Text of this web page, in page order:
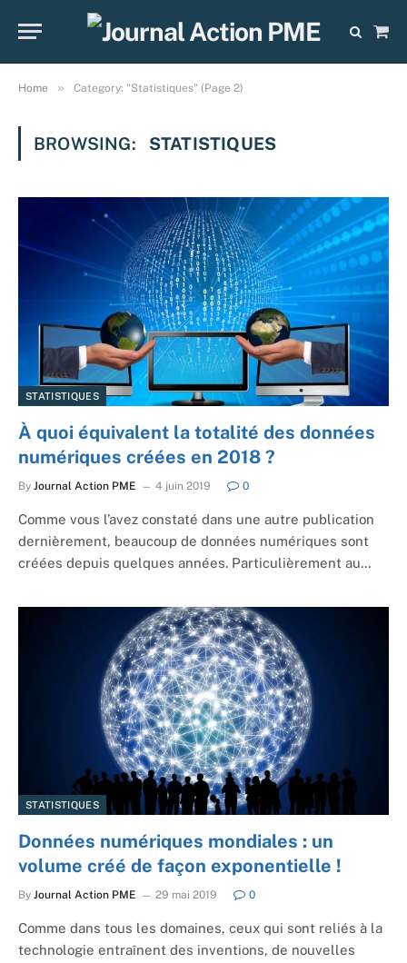
Cart
Home » Category: "Statistiques" (Page 2)
BROWSING: STATISTIQUES
STATISTIQUES
À quoi équivalent la totalité des données
numériques créées en 2018 ?
By Journal Action PME 4 juin 2019 0
Comme vous l’avez constaté dans une autre publication
dernièrement, beaucoup de données numériques sont
créées depuis quelques années. Particulièrement au…
STATISTIQUES
Données numériques mondiales : un
volume créé de façon exponentielle !
By Journal Action PME 29 mai 2019 0
Comme dans tous les domaines, ceux qui sont reliés à la
technologie entraînent des inventions, de nouvelles